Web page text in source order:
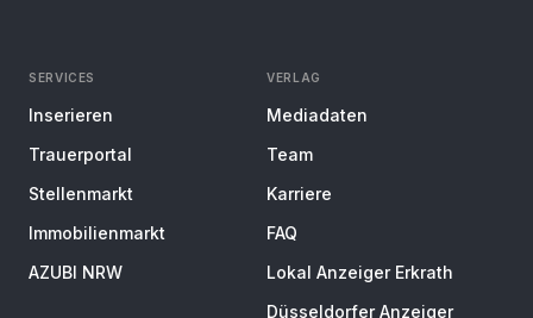
SERVICES
Inserieren
Trauerportal
Stellenmarkt
Immobilienmarkt
AZUBI NRW
VERLAG
Mediadaten
Team
Karriere
FAQ
Lokal Anzeiger Erkrath
Düsseldorfer Anzeiger